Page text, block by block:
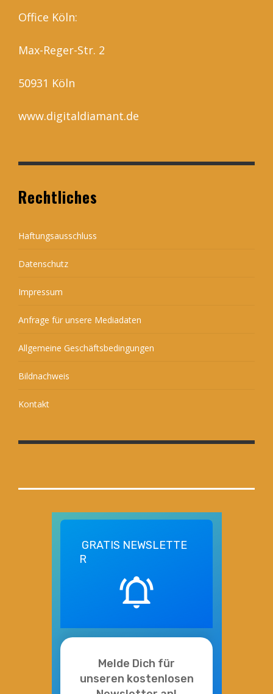
Office Köln:
Max-Reger-Str. 2
50931 Köln
www.digitaldiamant.de
Rechtliches
Haftungsausschluss
Datenschutz
Impressum
Anfrage für unsere Mediadaten
Allgemeine Geschäftsbedingungen
Bildnachweis
Kontakt
GRATIS NEWSLETTE
R
Melde Dich für
unseren kostenlosen